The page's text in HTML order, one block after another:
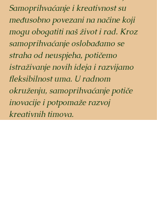
Samoprihvaćanje i kreativnost su
međusobno povezani na načine koji
mogu obogatiti naš život i rad. Kroz
samoprihvaćanje oslobađamo se
straha od neuspjeha, potičemo
istraživanje novih ideja i razvijamo
fleksibilnost uma. U radnom
okruženju, samoprihvaćanje potiče
inovacije i potpomaže razvoj
kreativnih timova.